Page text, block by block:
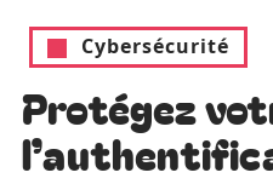
Cybersécurité
Protégez